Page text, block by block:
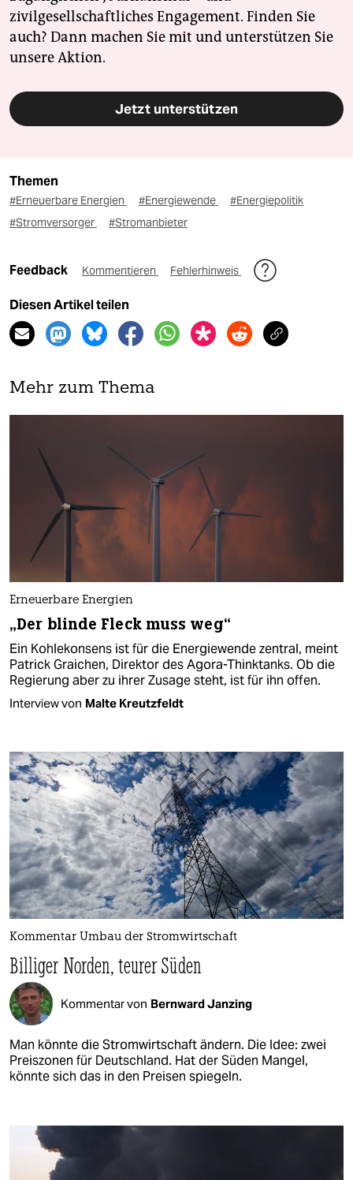
zivilgesellschaftliches Engagement. Finden Sie
auch? Dann machen Sie mit und unterstützen Sie
unsere Aktion.
Jetzt unterstützen
Themen
#Erneuerbare Energien #Energiewende
#Energiepolitik
#Stromversorger
#Stromanbieter
Feedback Kommentieren Fehlerhinweis
Diesen Artikel teilen
Mehr zum Thema
Erneuerbare Energien
„Der blinde Fleck muss weg“
Ein Kohlekonsens ist für die Energiewende zentral, meint
Patrick Graichen, Direktor des Agora-Thinktanks. Ob die
Regierung aber zu ihrer Zusage steht, ist für ihn offen.
Interview von Malte Kreutzfeldt
Kommentar Umbau der Stromwirtschaft
Billiger Norden, teurer Süden
Kommentar von Bernward Janzing
Man könnte die Stromwirtschaft ändern. Die Idee: zwei
Preiszonen für Deutschland. Hat der Süden Mangel,
könnte sich das in den Preisen spiegeln.